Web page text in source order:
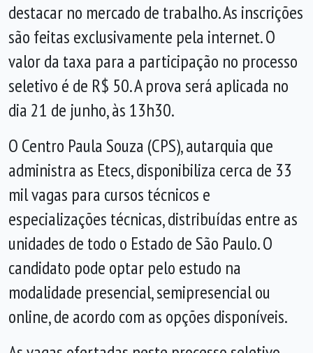
destacar no mercado de trabalho. As inscrições
são feitas exclusivamente pela internet. O
valor da taxa para a participação no processo
seletivo é de R$ 50. A prova será aplicada no
dia 21 de junho, às 13h30.
O Centro Paula Souza (CPS), autarquia que
administra as Etecs, disponibiliza cerca de 33
mil vagas para cursos técnicos e
especializações técnicas, distribuídas entre as
unidades de todo o Estado de São Paulo. O
candidato pode optar pelo estudo na
modalidade presencial, semipresencial ou
online, de acordo com as opções disponíveis.